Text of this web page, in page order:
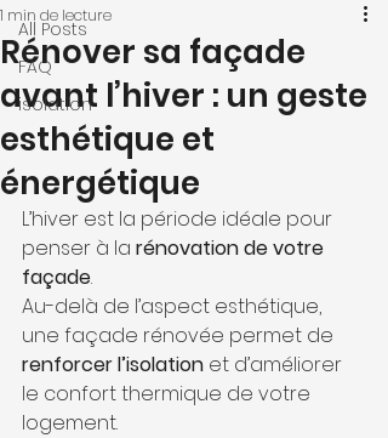
All Posts
FAQ
isolation
Rénover sa façade
avant l’hiver : un geste
esthétique et
énergétique
1 min de lecture
L’hiver est la période idéale pour
penser à la rénovation de votre
façade.
Au-delà de l’aspect esthétique,
une façade rénovée permet de
renforcer l’isolation et d’améliorer
le confort thermique de votre
logement.